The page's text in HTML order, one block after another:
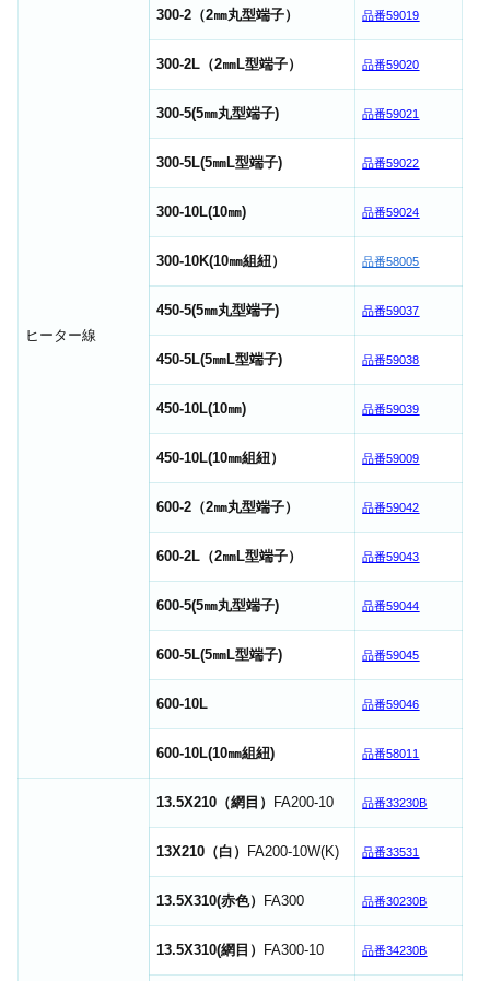
ヒーター線
300-2（2㎜丸型端子） 品番59019
300-2L（2㎜L型端子） 品番59020
300-5(5㎜丸型端子) 品番59021
300-5L(5㎜L型端子) 品番59022
300-10L(10㎜) 品番59024
300-10K(10㎜組紐） 品番58005
450-5(5㎜丸型端子) 品番59037
450-5L(5㎜L型端子) 品番59038
450-10L(10㎜) 品番59039
450-10L(10㎜組紐） 品番59009
600-2（2㎜丸型端子） 品番59042
600-2L（2㎜L型端子） 品番59043
600-5(5㎜丸型端子) 品番59044
600-5L(5㎜L型端子) 品番59045
600-10L 品番59046
600-10L(10㎜組紐) 品番58011
13.5X210（網目） FA200-10 品番33230B
13X210（白） FA200-10W(K) 品番33531
13.5X310(赤色） FA300 品番30230B
13.5X310(網目） FA300-10 品番34230B